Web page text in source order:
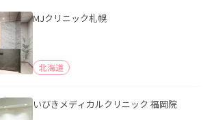
MJクリニック札幌
北海道
いびきメディカルクリニック 福岡院